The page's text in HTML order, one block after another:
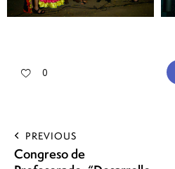
0
PREVIOUS
Congreso de